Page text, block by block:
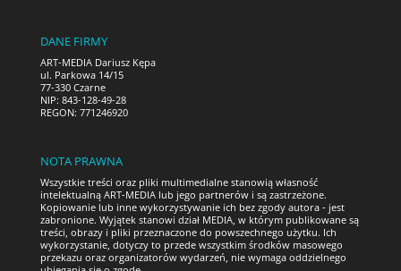
DANE FIRMY
ART-MEDIA Dariusz Kępa
ul. Parkowa 14/15
77-330 Czarne
NIP: 843-128-49-28
REGON: 771246920
NOTA PRAWNA
Wszystkie treści oraz pliki multimedialne stanowią własność
intelektualną ART-MEDIA lub jego partnerów i są zastrzeżone.
Kopiowanie lub inne wykorzystywanie ich bez zgody autora - jest
zabronione. Wyjątek stanowi dział MEDIA, w którym publikowane są
treści, obrazy i pliki przeznaczone do powszechnego użytku. Ich
wykorzystanie, dotyczy to przede wszystkim środków masowego
przekazu oraz organizatorów wydarzeń, nie wymaga oddzielnego